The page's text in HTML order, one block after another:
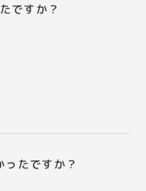
ですか？
たですか？